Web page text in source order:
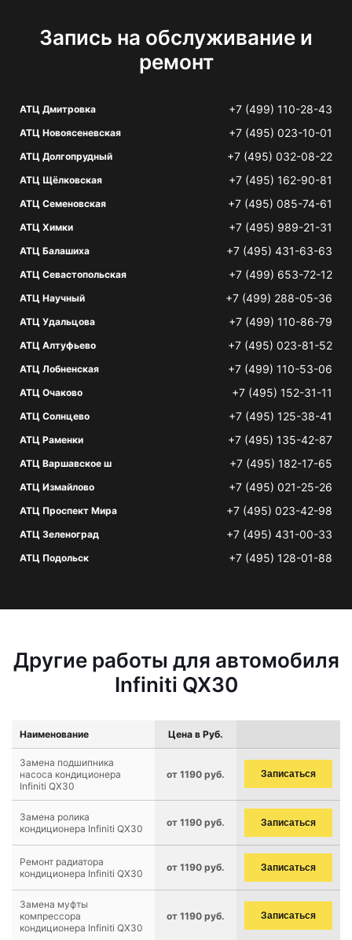
Запись на обслуживание и
ремонт
АТЦ Дмитровка +7 (499) 110-28-43
АТЦ Новоясеневская +7 (495) 023-10-01
АТЦ Долгопрудный +7 (495) 032-08-22
АТЦ Щёлковская +7 (495) 162-90-81
АТЦ Семеновская +7 (495) 085-74-61
АТЦ Химки +7 (495) 989-21-31
АТЦ Балашиха +7 (495) 431-63-63
АТЦ Севастопольская +7 (499) 653-72-12
АТЦ Научный +7 (499) 288-05-36
АТЦ Удальцова +7 (499) 110-86-79
АТЦ Алтуфьево +7 (495) 023-81-52
АТЦ Лобненская +7 (499) 110-53-06
АТЦ Очаково +7 (495) 152-31-11
АТЦ Солнцево +7 (495) 125-38-41
АТЦ Раменки +7 (495) 135-42-87
АТЦ Варшавское ш +7 (495) 182-17-65
АТЦ Измайлово +7 (495) 021-25-26
АТЦ Проспект Мира +7 (495) 023-42-98
АТЦ Зеленоград +7 (495) 431-00-33
АТЦ Подольск +7 (495) 128-01-88
Другие работы для автомобиля
Infiniti QX30
Наименование Цена в Руб.
Замена подшипника
насоса кондиционера
Infiniti QX30
от 1190 руб. Записаться
Замена ролика
кондиционера Infiniti QX30
от 1190 руб. Записаться
Ремонт радиатора
кондиционера Infiniti QX30
от 1190 руб. Записаться
Замена муфты
компрессора
кондиционера Infiniti QX30
от 1190 руб. Записаться